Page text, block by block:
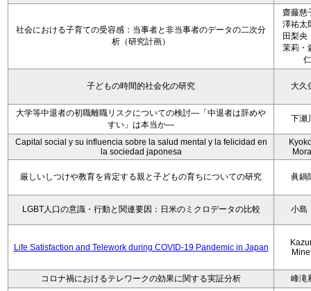
社会における子育ての受容感：当事者と非当事者のデータの二次分
析（研究計画）
齋藤慈
澤祐太
田梨央
茉莉・
仁
子どもの時間的社会化の研究 大久
大学等中退者の初職離職リスクについての検討―「中退者は辞めや
すい」は本当か―
下瀬
Capital social y su influencia sobre la salud mental y la felicidad en
la sociedad japonesa
厳しいしつけや教育を肯定する親と子どもの育ちについての研究 眞鍋
LGBT人口の意識・行動と関連要因：日米のミクロデータの比較 小
Life Satisfaction and Telework during COVID-19 Pandemic in Japan
コロナ禍におけるテレワークの効果に関する実証分析 峰滝